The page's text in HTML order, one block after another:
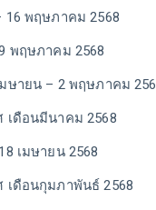
16 พฤษภาคม 2568
พฤษภาคม 2568
ษายน – 2 พฤษภาคม
เดือนมีนาคม 2568
เมษายน 2568
เดือนกุมภาพันธ์ 2568